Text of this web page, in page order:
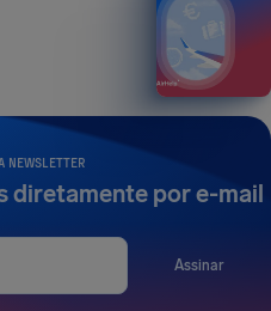
NEWSLETTER
diretamente por e-mail
Assinar